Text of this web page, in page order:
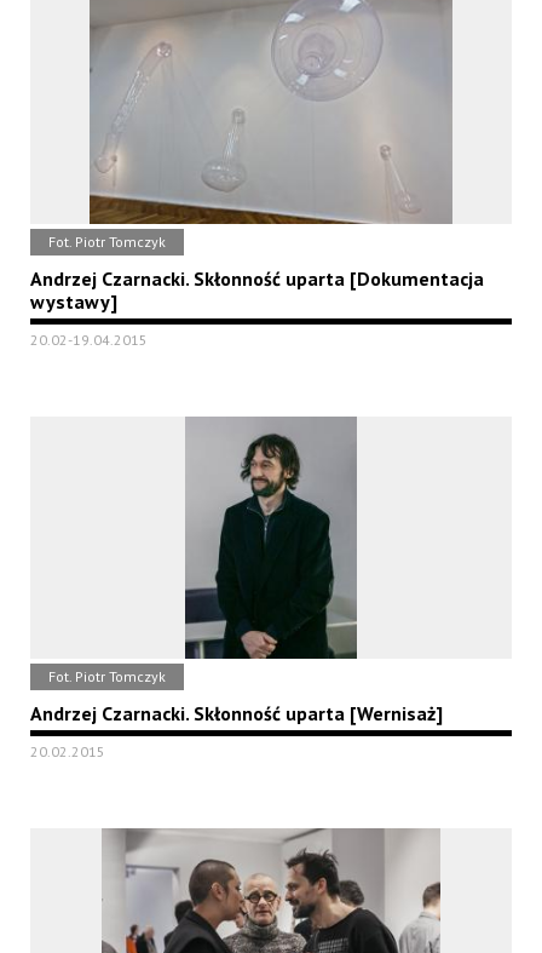
Fot. Piotr Tomczyk
Andrzej Czarnacki. Skłonność uparta [Dokumentacja
wystawy]
20.02-19.04.2015
Fot. Piotr Tomczyk
Andrzej Czarnacki. Skłonność uparta [Wernisaż]
20.02.2015